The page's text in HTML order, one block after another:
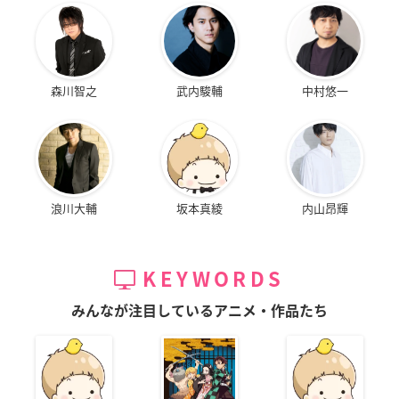
森川智之 武内駿輔 中村悠一
浪川大輔 坂本真綾 内山昂輝
KEYWORDS
みんなが注目しているアニメ・作品たち